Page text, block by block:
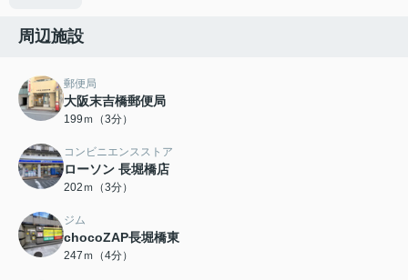
周辺施設
郵便局
大阪末吉橋郵便局
199ｍ（3分）
コンビニエンスストア
ローソン 長堀橋店
202ｍ（3分）
ジム
chocoZAP長堀橋東
247ｍ（4分）